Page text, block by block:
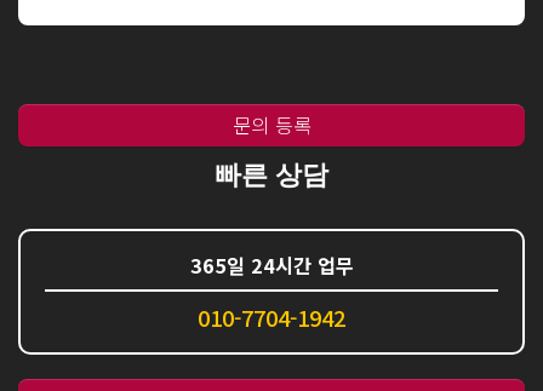
문의 등록
빠른 상담
365일 24시간 업무
010-7704-1942